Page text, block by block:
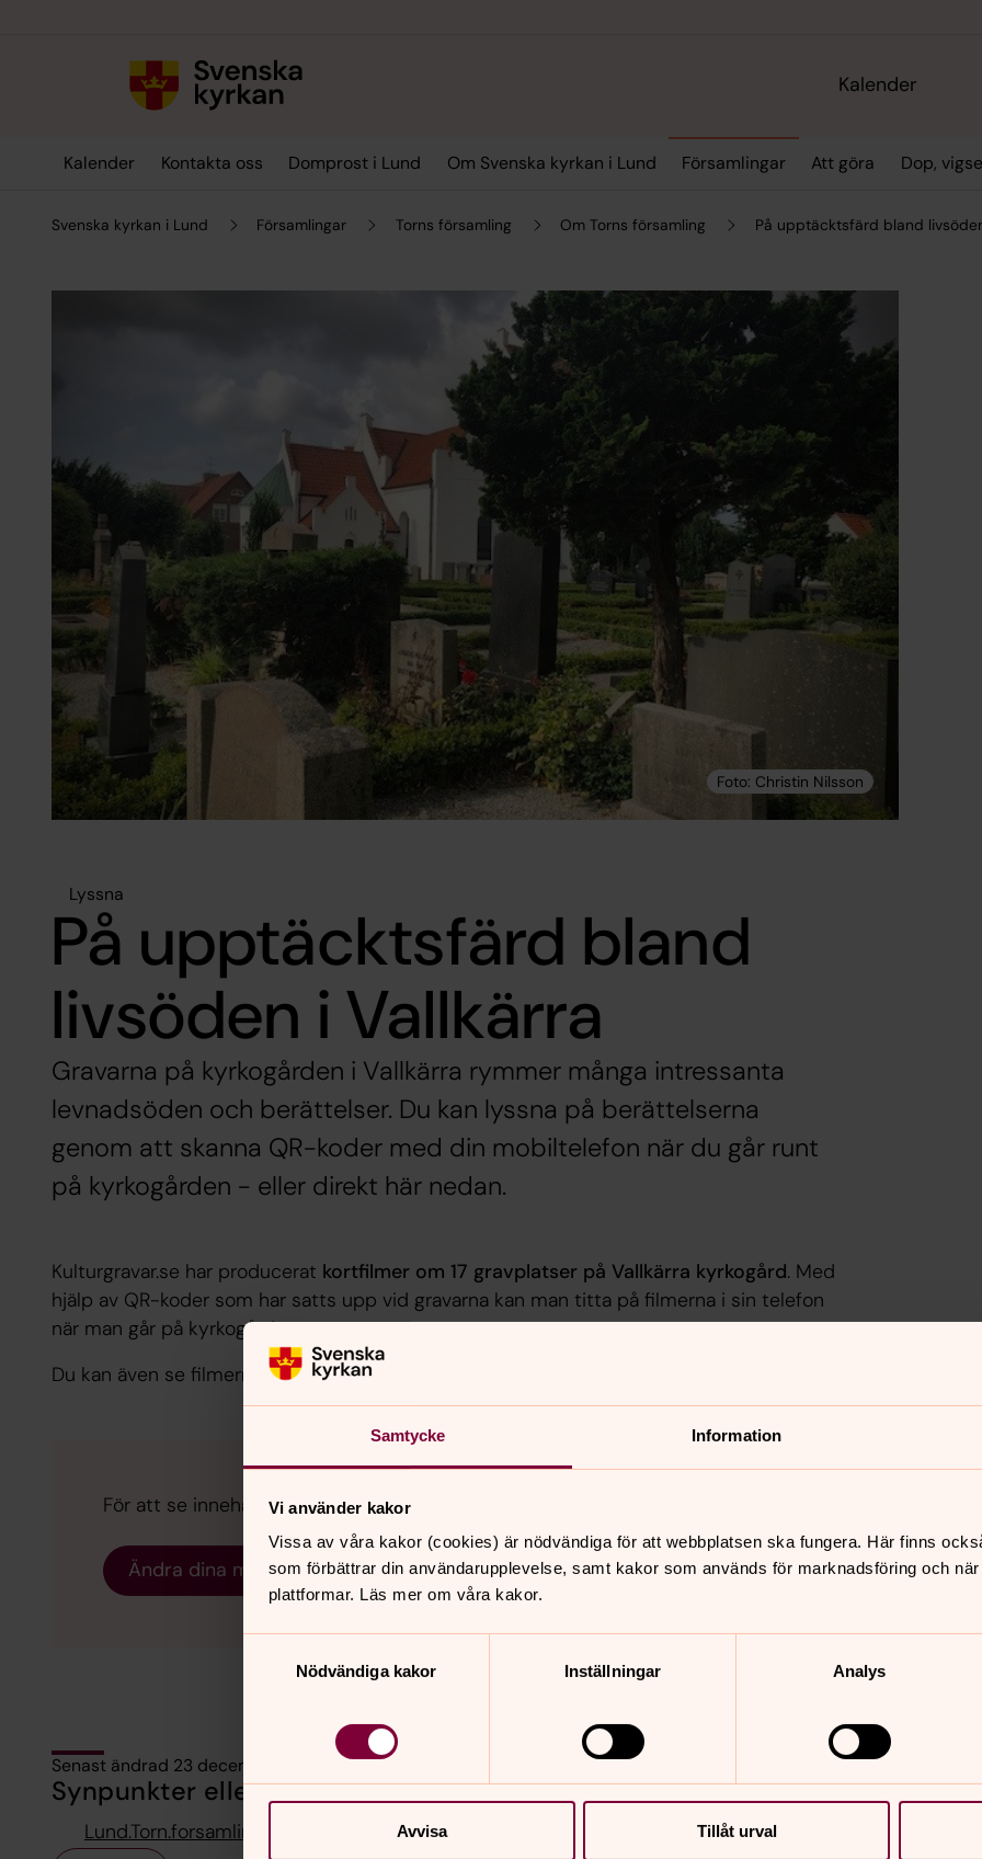
Samtycke Information
Vi använder kakor
Vissa av våra kakor (cookies) är nödvändiga för att webbplatsen ska fungera. Här finns
som förbättrar din användarupplevelse, samt kakor som används för marknadsföring och
plattformar. Läs mer om våra kakor.
Nödvändiga kakor
Inställningar Analys
Avvisa Tillåt urval
Kalender
Kalender Kontakta oss Domprost i Lund Om Svenska kyrkan i Lund Församlingar Att göra Dop,
Svenska kyrkan i Lund Församlingar Torns församling Om Torns församling På upptäcktsfärd bland
Lyssna
På upptäcktsfärd bland
livsöden i Vallkärra
Gravarna på kyrkogården i Vallkärra rymmer många intressanta
levnadsöden och berättelser. Du kan lyssna på berättelserna
genom att skanna QR-koder med din mobiltelefon när du går runt
på kyrkogården - eller direkt här nedan.
Kulturgravar.se har producerat kortfilmer om 17 gravplatser på Vallkärra kyrkogård. Med
hjälp av QR-koder som har satts upp vid gravarna kan man titta på filmerna i sin telefon
när man går på kyrkogården.
Du kan även se filmerna genom att klicka dig fram på länken nedan.
För att se innehållet behöver du acceptera kakor för marknadsföring.
Ändra dina marknadsföring för kakor
Senast ändrad 23 december 2025
Synpunkter eller frågor på sidans innehåll?
Lund.Torn.forsamling@svenskakyrkan.se